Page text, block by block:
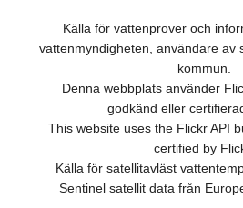
Källa för vattenprover och
vattenmyndigheten, användare av
kommun.
Denna webbplats använder
godkänd eller
This website uses the Flickr API
certified by
Källa för satellitavläst
Sentinel satellit data från